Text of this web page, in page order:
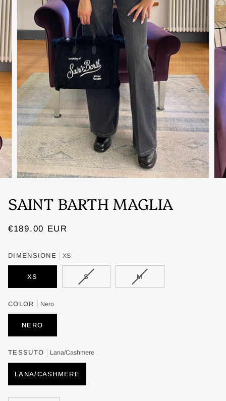
SAINT BARTH MAGLIA
€189.00 EUR
DIMENSIONE XS
XS SVARIANT
SOLD
MVARIANT
SOLD
COLOR Nero
NERO
TESSUTO Lana/Cashmere
LANA/CASHMERE